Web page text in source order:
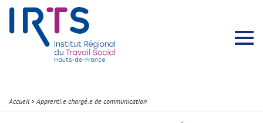
Accueil >Apprenti.e chargé.e de communication